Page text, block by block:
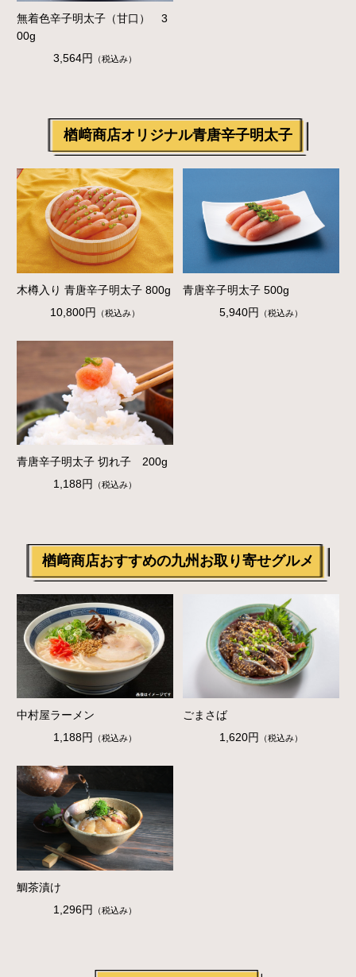
無着色辛子明太子（甘口） 3
00g
3,564円
（税込み）
楢﨑商店オリジナル青唐辛子明太子
木樽入り 青唐辛子明太子 800g
10,800円 （税込み）
青唐辛子明太子 500g
5,940円
（税込み）
青唐辛子明太子 切れ子 200g
1,188円
（税込み）
楢﨑商店おすすめの九州お取り寄せグルメ
中村屋ラーメン
1,188円
（税込み）
ごまさば
1,620円
（税込み）
鯛茶漬け
1,296円
（税込み）